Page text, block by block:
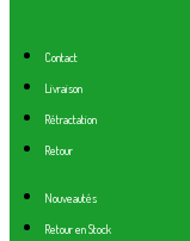
Contact
Livraison
Rétractation
Retour
Nouveautés
Retour en Stock